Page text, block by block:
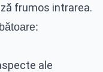
frumos intrarea.
ale